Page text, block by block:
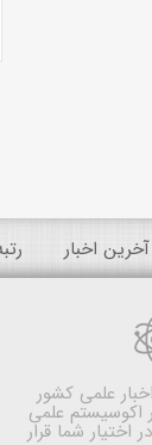
آخرین اخبار
علمی کشور
علمی
اختیار شما قرار